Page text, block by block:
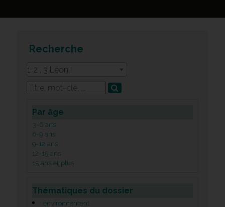
Recherche
1, 2 , 3 Léon !
Par âge
3-6 ans
6-9 ans
9-12 ans
12-15 ans
15 ans et plus
Thématiques du dossier
environnement